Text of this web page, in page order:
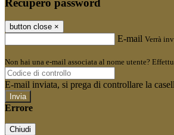
button close ×
E-mail Verrà
Non hai una e-mail associata al nome utente?
E-mail inviata, si prega di controllare la
Errore
Chiudi